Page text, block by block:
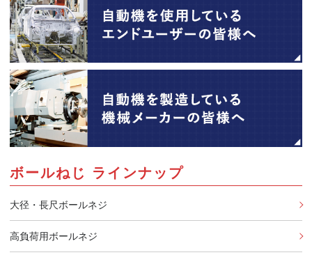
ボールねじ ラインナップ
大径・長尺ボールネジ
高負荷用ボールネジ